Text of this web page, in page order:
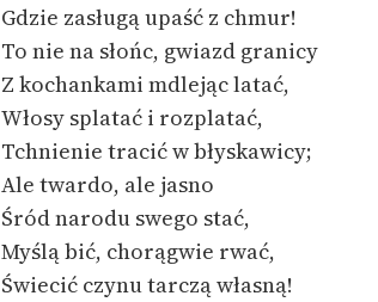
Gdzie zasługą upaść z chmur!
To nie na słońc, gwiazd granicy
Z kochankami mdlejąc latać,
Włosy splatać i rozplatać,
Tchnienie tracić w błyskawicy;
Ale twardo, ale jasno
Śród narodu swego stać,
Myślą bić, chorągwie rwać,
Świecić czynu tarczą własną!